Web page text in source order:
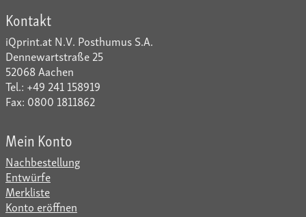
Kontakt
iQprint.at N.V. Posthumus S.A.
Dennewartstraße 25
52068 Aachen
Tel.: +49 241 158919
Fax: 0800 1811862
Mein Konto
Nachbestellung
Entwürfe
Merkliste
Konto eröffnen